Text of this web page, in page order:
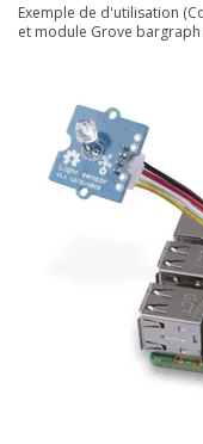
Exemple de d'utilisation
et module Grove